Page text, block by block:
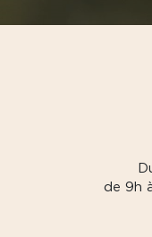
de 9h